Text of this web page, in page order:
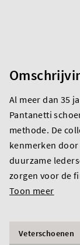
Al meer dan 35
Pantanetti
methode. De
kenmerken
duurzame
zorgen voor de
Toon meer
Veterschoenen